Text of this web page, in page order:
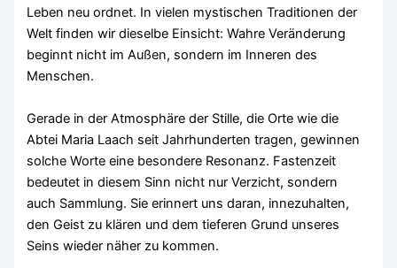
Leben neu ordnet. In vielen mystischen Traditionen der
Welt finden wir dieselbe Einsicht: Wahre Veränderung
beginnt nicht im Außen, sondern im Inneren des
Menschen.
Gerade in der Atmosphäre der Stille, die Orte wie die
Abtei Maria Laach seit Jahrhunderten tragen, gewinnen
solche Worte eine besondere Resonanz. Fastenzeit
bedeutet in diesem Sinn nicht nur Verzicht, sondern
auch Sammlung. Sie erinnert uns daran, innezuhalten,
den Geist zu klären und dem tieferen Grund unseres
Seins wieder näher zu kommen.